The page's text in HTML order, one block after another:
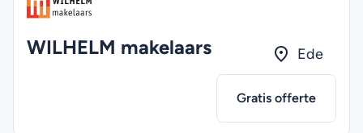
WILHELM makelaars Ede
Gratis offerte